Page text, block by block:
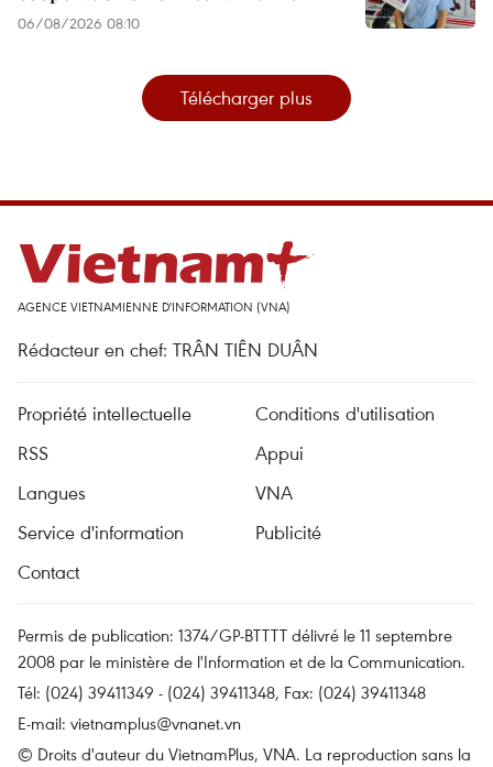
06/08/2026 08:10
Télécharger plus
AGENCE VIETNAMIENNE D'INFORMATION (VNA)
Rédacteur en chef: TRÂN TIÊN DUÂN
Propriété intellectuelle
Conditions d'utilisation
RSS
Appui
Langues
VNA
Service d'information
Publicité
Contact
Permis de publication: 1374/GP-BTTTT délivré le 11 septembre
2008 par le ministère de l'Information et de la Communication.
Tél: (024) 39411349 - (024) 39411348, Fax: (024) 39411348
E-mail: vietnamplus@vnanet.vn
© Droits d'auteur du VietnamPlus, VNA. La reproduction sans la